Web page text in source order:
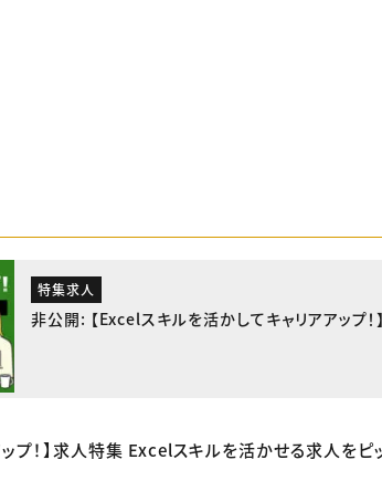
特集求人
非公開: 【Excelスキルを活かしてキャリアアップ！
プ！】求人特集 Excelスキルを活かせる求人をピ